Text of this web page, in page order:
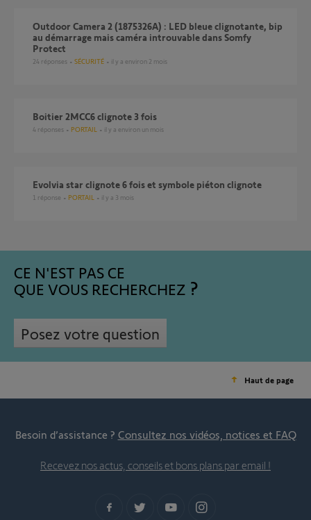
Outdoor Camera 2 (1875326A) : LED bleue clignotante, bip
au démarrage mais caméra introuvable dans Somfy
Protect
24 réponses SÉCURITÉ il y a environ 2 mois
Boitier 2MCC6 clignote 3 fois
4 réponses PORTAIL il y a environ un mois
Evolvia star clignote 6 fois et symbole piéton clignote
1 réponse PORTAIL il y a 3 mois
CE N'EST PAS CE
QUE VOUS RECHERCHEZ
Posez votre question
Haut de page
Besoin d’assistance ? Consultez nos vidéos, notices et FAQ
Recevez nos actus, conseils et bons plans par email !